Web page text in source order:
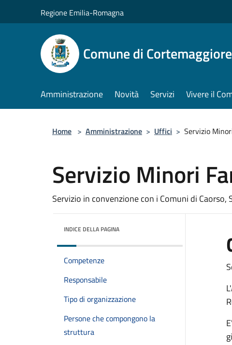
Regione Emilia-Romagna
Comune di Cortemaggiore
Amministrazione Novità Servizi Vivere il
Home > Amministrazione > Uffici > Servizio
Servizio Minori
Servizio in convenzione con i Comuni di Caorso,
INDICE DELLA PAGINA
Competenze
Responsabile
Tipo di organizzazione
Persone che compongono la
struttura